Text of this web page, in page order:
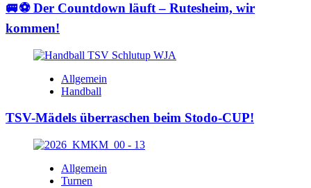
🚐⚽ Der Countdown läuft – Rutesheim, wir
kommen!
Allgemein
Handball
TSV-Mädels überraschen beim Stodo-CUP!
Allgemein
Turnen